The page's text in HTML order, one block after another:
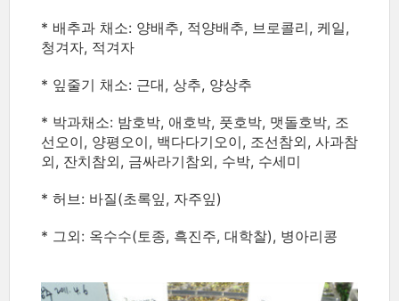
* 배추과 채소: 양배추, 적양배추, 브로콜리, 케일,
청겨자, 적겨자
* 잎줄기 채소: 근대, 상추, 양상추
* 박과채소: 밤호박, 애호박, 풋호박, 맷돌호박, 조
선오이, 양평오이, 백다다기오이, 조선참외, 사과참
외, 잔치참외, 금싸라기참외, 수박, 수세미
* 허브: 바질(초록잎, 자주잎)
* 그외: 옥수수(토종, 흑진주, 대학찰), 병아리콩